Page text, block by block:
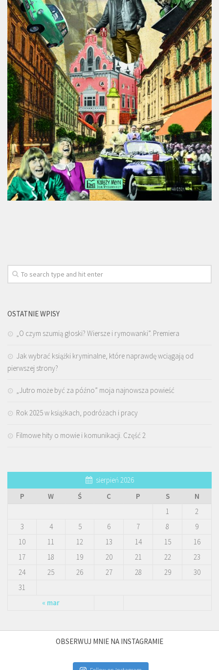
OSTATNIE WPISY
„O czym szumią głoski? Wiersze i rymowanki”. Premiera
Jak wybrać książki kryminalne, które naprawdę wciągają od
pierwszej strony?
„Jutro może być za późno” moja najnowsza powieść
Rok 2025 w książkach, podróżach i pracy
Filmowe hity o mowie i komunikacji. Część 2
sierpień 2026
P
W Ś C P S N
« mar
1
2
3
4 5 6 7 8
9
10
11 12 13 14 15
16
17
18 19 20 21 22
23
24
25 26 27 28 29
30
31
OBSERWUJ MNIE NA INSTAGRAMIE